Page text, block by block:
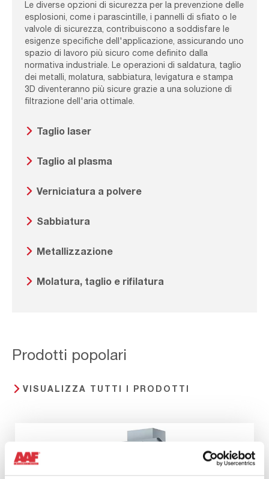
Le diverse opzioni di sicurezza per la prevenzione delle
esplosioni, come i parascintille, i pannelli di sfiato o le
valvole di sicurezza, contribuiscono a soddisfare le
esigenze specifiche dell'applicazione, assicurando uno
spazio di lavoro più sicuro come definito dalla
normativa industriale. Le operazioni di saldatura, taglio
dei metalli, molatura, sabbiatura, levigatura e stampa
3D diventeranno più sicure grazie a una soluzione di
filtrazione dell'aria ottimale.
Taglio laser
Taglio al plasma
Verniciatura a polvere
Sabbiatura
Metallizzazione
Molatura, taglio e rifilatura
Prodotti popolari
VISUALIZZA TUTTI I PRODOTTI